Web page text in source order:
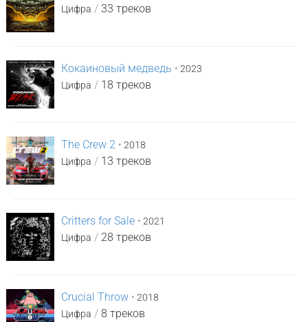
Цифра / 33 треков
Кокаиновый медведь • 2023
Цифра / 18 треков
The Crew 2 • 2018
Цифра / 13 треков
Critters for Sale • 2021
Цифра / 28 треков
Crucial Throw • 2018
Цифра / 8 треков